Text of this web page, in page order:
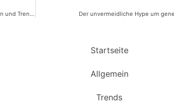
Die neuesten Entwicklungen in der Robotik: Innovative Technologien und Trends Der unvermeidliche Hype um
Startseite
Allgemein
Trends